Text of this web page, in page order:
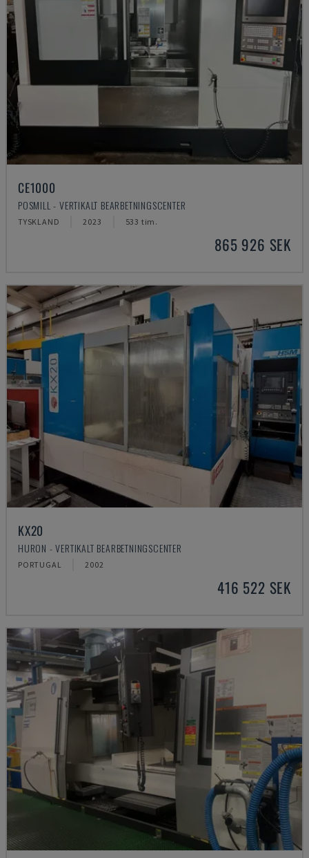
CE1000
POSMILL - VERTIKALT BEARBETNINGSCENTER
TYSKLAND 2023 533 tim.
865 926 SEK
KX20
HURON - VERTIKALT BEARBETNINGSCENTER
PORTUGAL 2002
416 522 SEK